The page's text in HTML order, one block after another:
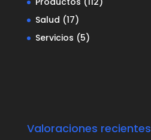
Salud (17)
Servicios (5)
Valoraciones recientes